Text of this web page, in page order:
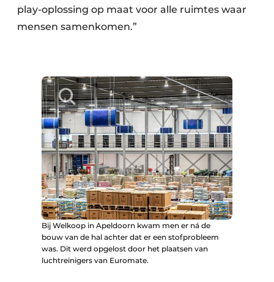
play-oplossing op maat voor alle ruimtes waar
mensen samenkomen.”
Bij Welkoop in Apeldoorn kwam men er ná de
bouw van de hal achter dat er een stofprobleem
was. Dit werd opgelost door het plaatsen van
luchtreinigers van Euromate.